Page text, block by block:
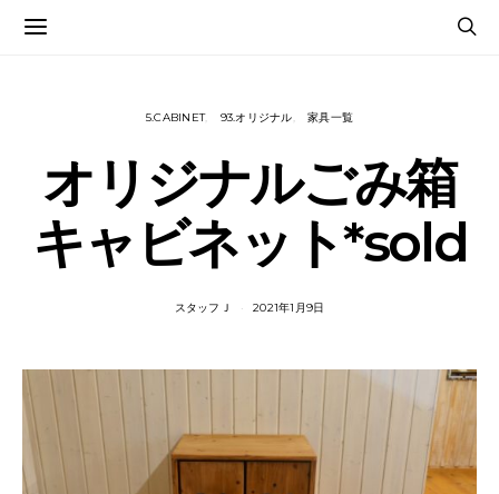
5.CABINET 93.オリジナル 家具一覧
オリジナルごみ箱
キャビネット*sold
スタッフＪ 2021年1月9日